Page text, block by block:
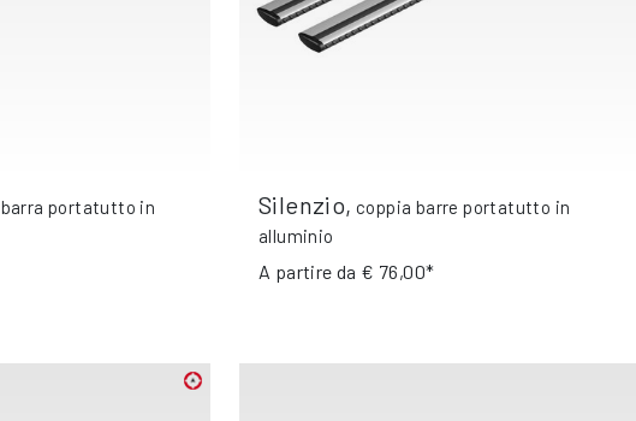
barra portatutto in
Silenzio, coppia barre portatutto in
alluminio
A partire da € 76,00*